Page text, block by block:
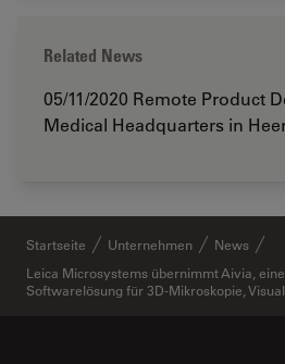
Related News
05/11/2020 Remote Product
Medical Headquarters in
Startseite Unternehmen
News
Leica Microsystems übernimmt Aivia,
Softwarelösung für 3D-Mikroskopie,